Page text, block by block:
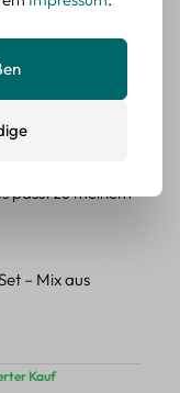
Stück mit 15
Sternen
Kauf
passt zu meinem
– Mix aus
Sternen
Kauf